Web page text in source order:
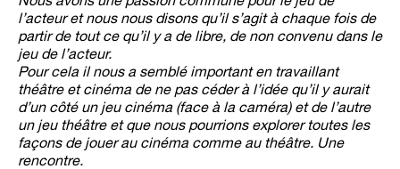
l’acteur et nous nous disons qu’il s’agit à chaque fois de
partir de tout ce qu’il y a de libre, de non convenu dans le
jeu de l’acteur.
Pour cela il nous a semblé important en travaillant
théâtre et cinéma de ne pas céder à l’idée qu’il y aurait
d’un côté un jeu cinéma (face à la caméra) et de l’autre
un jeu théâtre et que nous pourrions explorer toutes les
façons de jouer au cinéma comme au théâtre. Une
rencontre.